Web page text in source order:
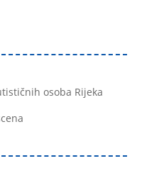
osoba Rijeka